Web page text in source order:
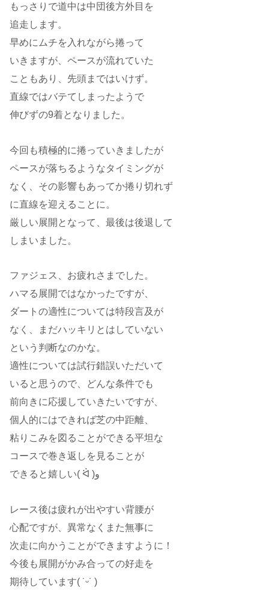
もっさりで道中は中団後方外目を
追走します。
早めにムチを入れながら捲って
いきますが、ペースが流れていた
こともあり、先頭まではいけず。
直線ではバテてしまったようで
伸びずの9着となりました。
今回も積極的に捲っていきましたが
ペースが落ちるようなタイミングが
なく、その影響もあってか捲り切れず
に直線を迎えることに。
厳しい展開となって、最後は後退して
しまいました。
ファジェス、お疲れさまでした。
ハマる展開ではなかったですが、
ダートの適性については特段言及が
なく、まだハッキリとはしていない
という判断なのかな。
適性については試行錯誤いただいて
いると思うので、どんな条件でも
前向きに応援していきたいですが、
個人的にはできれば芝の中距離、
粘りこみを図ることができる平坦な
コースで巻き返しを見ることが
できると嬉しい( ᐛ )و
レース後は疲れが出やすい背腰が
心配ですが、異常なくまた無事に
次走に向かうことができますように！
今後も展開がかみ合っての好走を
期待しています( ˙ᵕ​˙ )